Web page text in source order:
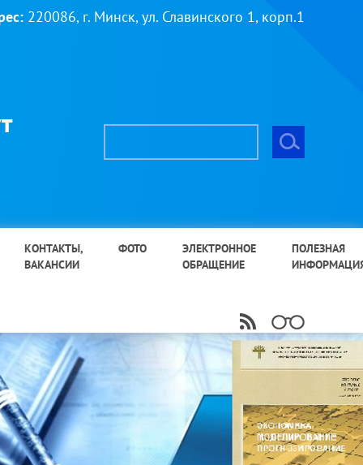
220086, г. Минск, ул. Славинского 1, корп.1
КОНТАКТЫ,
ВАКАНСИИ
ФОТО
ЭЛЕКТРОННОЕ
ОБРАЩЕНИЕ
ПОЛЕЗНАЯ